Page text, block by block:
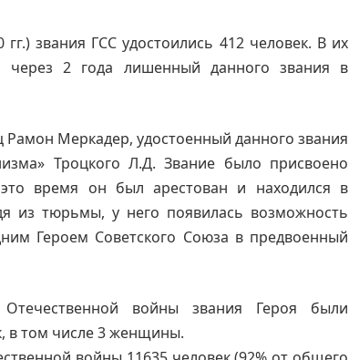
звания ГСС удостоились 412 человек. В их
2 года лишенный данного звания в
Рамон Меркадер, удостоенный данного звания
Троцкого Л.Д. Звание было присвоено
время он был арестован и находился в
из тюрьмы, у него появилась возможность
Героем Советского Союза в предвоенный
войны звания Героя были
в том числе 3 женщины.